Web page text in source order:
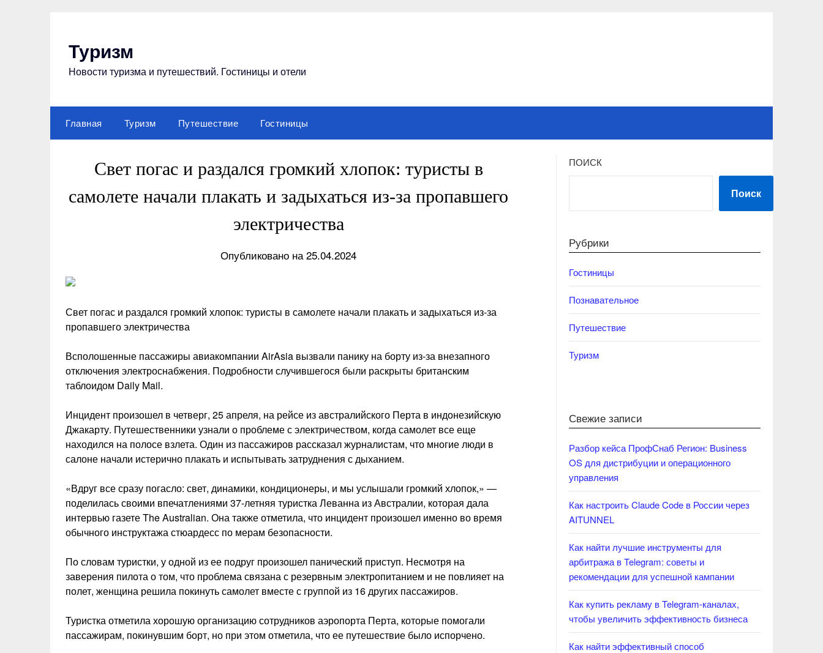
Туризм
Новости туризма и путешествий. Гостиницы и отели
Главная Туризм Путешествие Гостиницы
Свет погас и раздался громкий хлопок: туристы в
самолете начали плакать и задыхаться из-за пропавшего
электричества
Опубликовано на 25.04.2024
Свет погас и раздался громкий хлопок: туристы в самолете начали плакать и задыхаться из-за
пропавшего электричества
Всполошенные пассажиры авиакомпании AirAsia вызвали панику на борту из-за внезапного
отключения электроснабжения. Подробности случившегося были раскрыты британским
таблоидом Daily Mail.
Инцидент произошел в четверг, 25 апреля, на рейсе из австралийского Перта в индонезийскую
Джакарту. Путешественники узнали о проблеме с электричеством, когда самолет все еще
находился на полосе взлета. Один из пассажиров рассказал журналистам, что многие люди в
салоне начали истерично плакать и испытывать затруднения с дыханием.
«Вдруг все сразу погасло: свет, динамики, кондиционеры, и мы услышали громкий хлопок,» —
поделилась своими впечатлениями 37-летняя туристка Леванна из Австралии, которая дала
интервью газете The Australian. Она также отметила, что инцидент произошел именно во время
обычного инструктажа стюардесс по мерам безопасности.
По словам туристки, у одной из ее подруг произошел панический приступ. Несмотря на
заверения пилота о том, что проблема связана с резервным электропитанием и не повлияет на
полет, женщина решила покинуть самолет вместе с группой из 16 других пассажиров.
Туристка отметила хорошую организацию сотрудников аэропорта Перта, которые помогали
пассажирам, покинувшим борт, но при этом отметила, что ее путешествие было испорчено.
ПОИСК
Поиск
Рубрики
Гостиницы
Познавательное
Путешествие
Туризм
Свежие записи
Разбор кейса ПрофСнаб Регион: Business
OS для дистрибуции и операционного
управления
Как настроить Claude Code в России через
AITUNNEL
Как найти лучшие инструменты для
арбитража в Telegram: советы и
рекомендации для успешной кампании
Как купить рекламу в Telegram-каналах,
чтобы увеличить эффективность бизнеса
Как найти эффективный способ